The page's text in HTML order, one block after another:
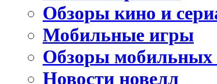
Обзоры кино и
Мобильные игры
Обзоры мобильных
Новости новелл